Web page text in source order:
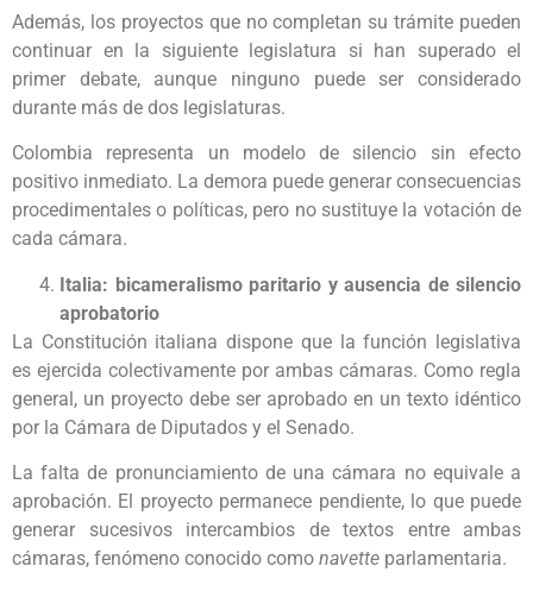
Además, los proyectos que no completan su trámite pueden
continuar en la siguiente legislatura si han superado el
primer debate, aunque ninguno puede ser considerado
durante más de dos legislaturas.
Colombia representa un modelo de silencio sin efecto
positivo inmediato. La demora puede generar consecuencias
procedimentales o políticas, pero no sustituye la votación de
cada cámara.
Italia: bicameralismo paritario y ausencia de silencio
aprobatorio
La Constitución italiana dispone que la función legislativa
es ejercida colectivamente por ambas cámaras. Como regla
general, un proyecto debe ser aprobado en un texto idéntico
por la Cámara de Diputados y el Senado.
La falta de pronunciamiento de una cámara no equivale a
aprobación. El proyecto permanece pendiente, lo que puede
generar sucesivos intercambios de textos entre ambas
cámaras, fenómeno conocido como navette parlamentaria.